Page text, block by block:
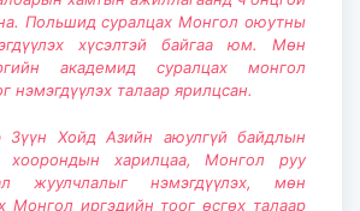
Польшид суралцах Монгол оюутны
хүсэлтэй байгаа юм. Мөн
академид суралцах монгол
нэмэгдүүлэх талаар ярилцсан.
Зүүн Хойд Азийн аюулгүй байдлын
хоорондын харилцаа, Монгол руу
жуулчлалыг нэмэгдүүлэх, мөн
Монгол иргэдийн тоог өсгөх талаар